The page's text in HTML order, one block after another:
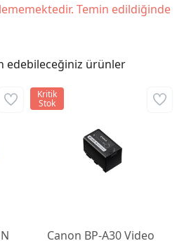
Temin edildiğinde
edebileceğiniz ürünler
Canon BP-A30 Video
Kritik
Stok